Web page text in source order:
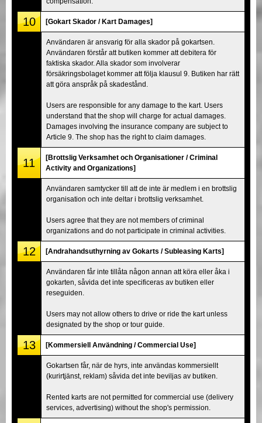
10 [Gokart Skador / Kart Damages]
Användaren är ansvarig för alla skador på gokartsen.
Användaren förstår att butiken kommer att debitera för
faktiska skador. Alla skador som involverar
försäkringsbolaget kommer att följa klausul 9. Butiken har rätt
att göra anspråk på skadestånd.
Users are responsible for any damage to the kart. Users
understand that the shop will charge for actual damages.
Damages involving the insurance company are subject to
Article 9. The shop has the right to claim damages.
11
[Brottslig Verksamhet och Organisationer / Criminal
Activity and Organizations]
Användaren samtycker till att de inte är medlem i en brottslig
organisation och inte deltar i brottslig verksamhet.
Users agree that they are not members of criminal
organizations and do not participate in criminal activities.
12 [Andrahandsuthyrning av Gokarts / Subleasing Karts]
Användaren får inte tillåta någon annan att köra eller åka i
gokarten, såvida det inte specificeras av butiken eller
reseguiden.
Users may not allow others to drive or ride the kart unless
designated by the shop or tour guide.
13 [Kommersiell Användning / Commercial Use]
Gokartsen får, när de hyrs, inte användas kommersiellt
(kurirtjänst, reklam) såvida det inte beviljas av butiken.
Rented karts are not permitted for commercial use (delivery
services, advertising) without the shop's permission.